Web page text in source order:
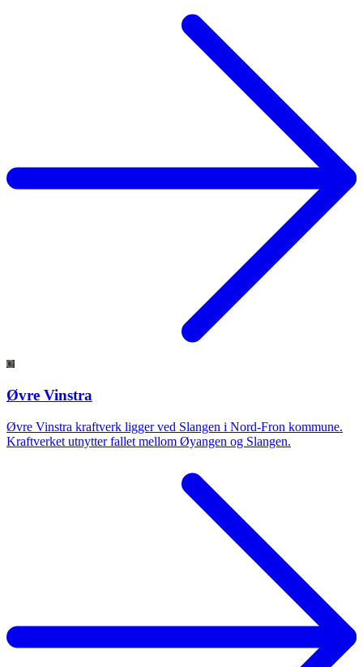
Øvre Vinstra
Øvre Vinstra kraftverk ligger ved Slangen i Nord-Fron kommune.
Kraftverket utnytter fallet mellom Øyangen og Slangen.